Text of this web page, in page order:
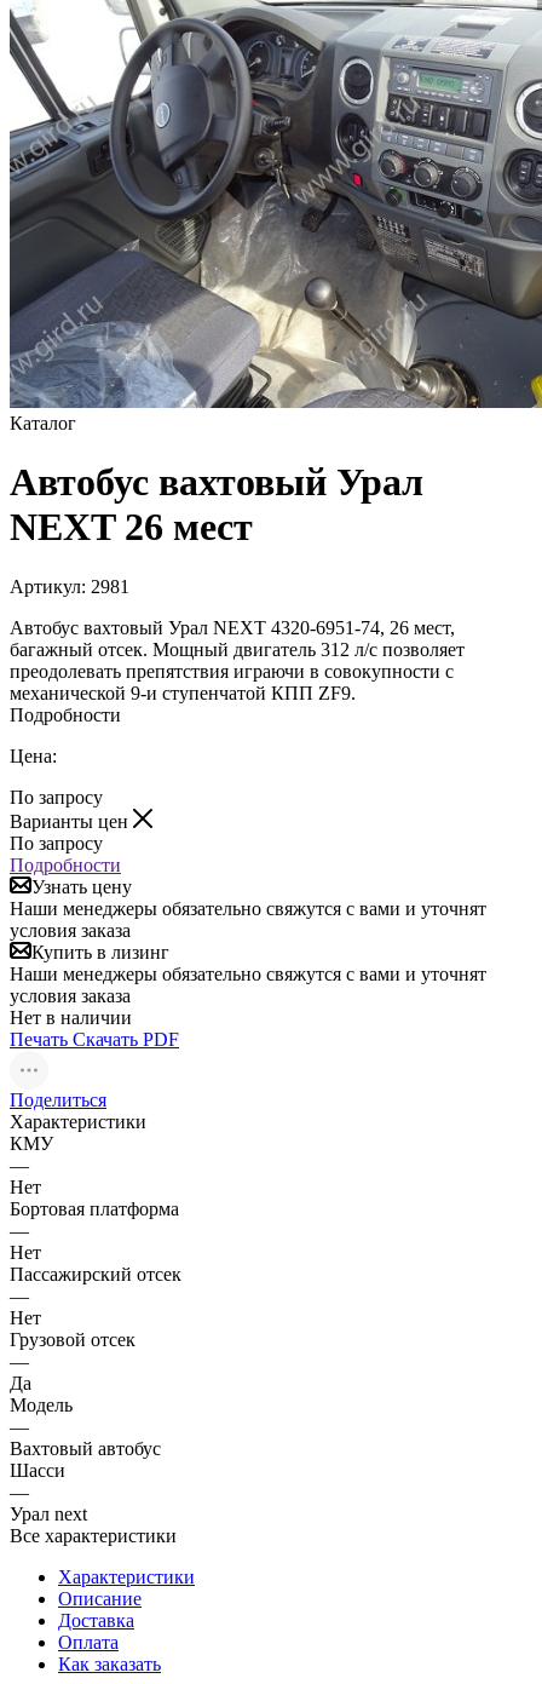
Каталог
Автобус вахтовый Урал
NEXT 26 мест
Артикул: 2981
Автобус вахтовый Урал NEXT 4320-6951-74, 26 мест,
багажный отсек. Мощный двигатель 312 л/с позволяет
преодолевать препятствия играючи в совокупности с
механической 9-и ступенчатой КПП ZF9.
Подробности
Цена:
По запросу
Варианты цен
По запросу
Подробности
Узнать цену
Наши менеджеры обязательно свяжутся с вами и уточнят
условия заказа
Купить в лизинг
Наши менеджеры обязательно свяжутся с вами и уточнят
условия заказа
Нет в наличии
Печать Скачать PDF
Поделиться
Характеристики
КМУ
—
Нет
Бортовая платформа
—
Нет
Пассажирский отсек
—
Нет
Грузовой отсек
—
Да
Модель
—
Вахтовый автобус
Шасси
—
Урал next
Все характеристики
Характеристики
Описание
Доставка
Оплата
Как заказать